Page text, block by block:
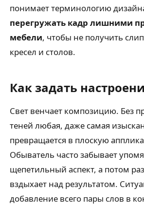
понимает терминологию
перегружать кадр лишними
мебели, чтобы не получить
кресел и столов.
Как задать
Свет венчает композицию. Без
теней любая, даже самая
превращается в плоскую
Обыватель часто забывает
щепетильный аспект, а потом
вздыхает над результатом.
добавление всего пары слов в